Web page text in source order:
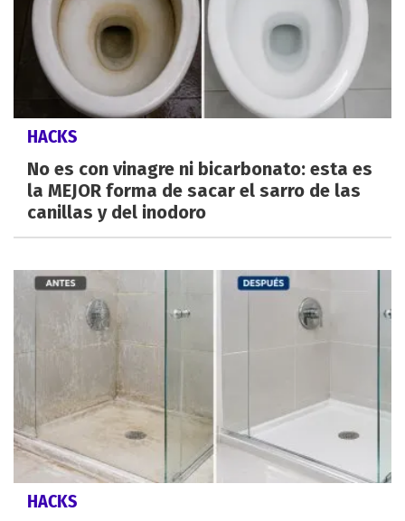
HACKS
No es con vinagre ni bicarbonato: esta es
la MEJOR forma de sacar el sarro de las
canillas y del inodoro
HACKS